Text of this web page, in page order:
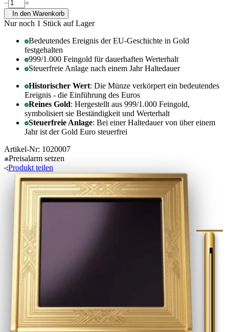
In den Warenkorb
Nur noch 1 Stück auf Lager
Bedeutendes Ereignis der EU-Geschichte in Gold
festgehalten
999/1.000 Feingold für dauerhaften Werterhalt
Steuerfreie Anlage nach einem Jahr Haltedauer
Historischer Wert: Die Münze verkörpert ein bedeutendes
Ereignis - die Einführung des Euros
Reines Gold: Hergestellt aus 999/1.000 Feingold,
symbolisiert sie Beständigkeit und Werterhalt
Steuerfreie Anlage: Bei einer Haltedauer von über einem
Jahr ist der Gold Euro steuerfrei
Artikel-Nr: 1020007
Preisalarm setzen
Produkt teilen